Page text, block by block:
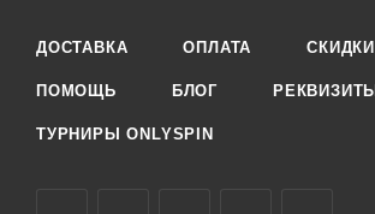
ДОСТАВКА ОПЛАТА СКИДКИ
ПОМОЩЬ БЛОГ РЕКВИЗИТЫ
ТУРНИРЫ ONLYSPIN